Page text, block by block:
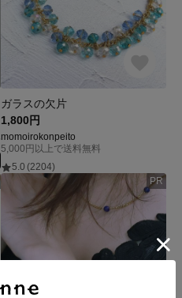
ガラスの欠片
1,800円
momoirokonpeito
5,000円以上で送料無料
5.0 (2204)
PR